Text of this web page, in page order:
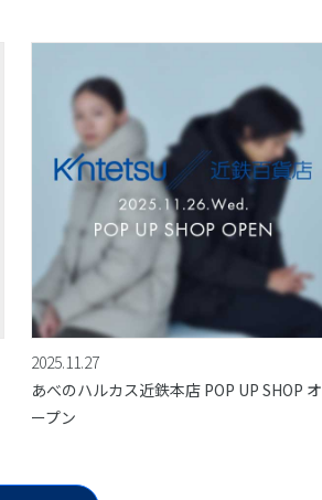
2025.11.27
あべのハルカス近鉄本店 POP UP SHOP オ
ープン